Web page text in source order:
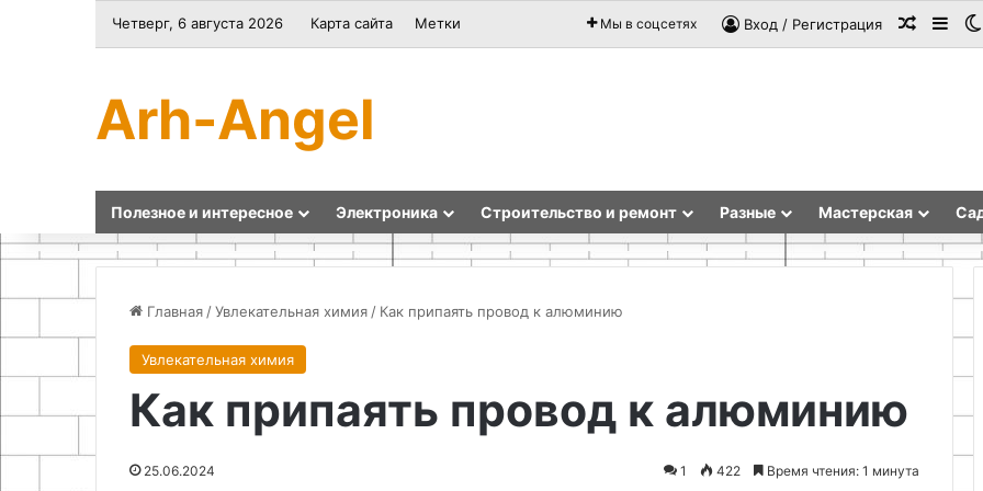
Четверг, 6 августа 2026 Карта сайта Метки Мы в соцсетях Вход / Регистрация
Arh-Angel
Полезное и интересное Электроника Строительство и ремонт Разные Мастерская
Главная /Увлекательная химия / Как припаять провод к алюминию
Увлекательная химия
Как припаять провод к алюминию
25.06.2024 1 422 Время чтения: 1 минута
работы
и
приготовить
апельсиновый
без